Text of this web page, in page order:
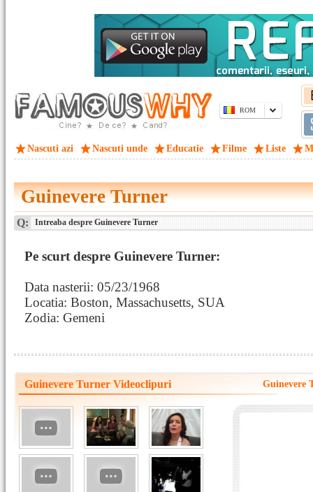
ROM
Nascuti azi Nascuti unde Educatie Filme Liste
Guinevere Turner
Q: Intreaba despre Guinevere Turner
Pe scurt despre Guinevere Turner:
Data nasterii: 05/23/1968
Locatia: Boston, Massachusetts, SUA
Zodia: Gemeni
Guinevere Turner Videoclipuri Guinevere